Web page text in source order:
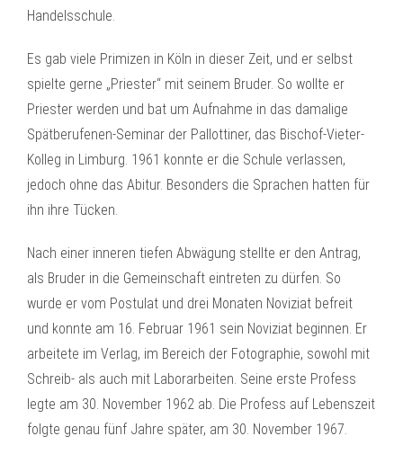
Handelsschule.
Es gab viele Primizen in Köln in dieser Zeit, und er selbst
spielte gerne „Priester“ mit seinem Bruder. So wollte er
Priester werden und bat um Aufnahme in das damalige
Spätberufenen-Seminar der Pallottiner, das Bischof-Vieter-
Kolleg in Limburg. 1961 konnte er die Schule verlassen,
jedoch ohne das Abitur. Besonders die Sprachen hatten für
ihn ihre Tücken.
Nach einer inneren tiefen Abwägung stellte er den Antrag,
als Bruder in die Gemeinschaft eintreten zu dürfen. So
wurde er vom Postulat und drei Monaten Noviziat befreit
und konnte am 16. Februar 1961 sein Noviziat beginnen. Er
arbeitete im Verlag, im Bereich der Fotographie, sowohl mit
Schreib- als auch mit Laborarbeiten. Seine erste Profess
legte am 30. November 1962 ab. Die Profess auf Lebenszeit
folgte genau fünf Jahre später, am 30. November 1967.